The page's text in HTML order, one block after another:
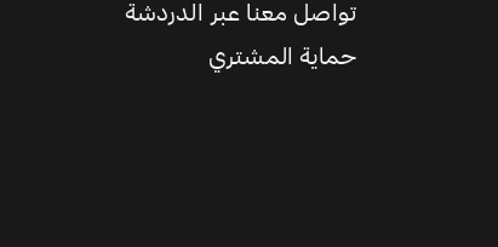
تواصل معنا عبر الدردشة
حماية المشتري